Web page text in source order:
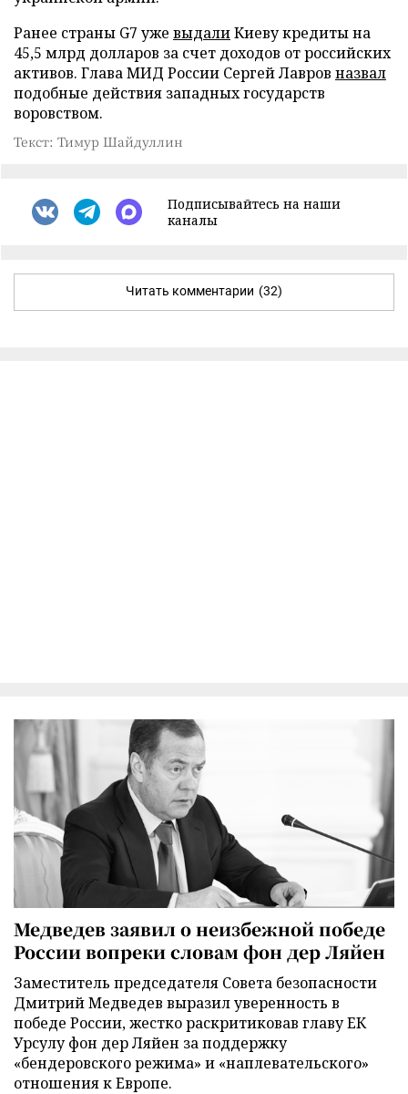
Ранее страны G7 уже выдалиКиеву кредиты на
45,5 млрд долларов за счет доходов от российских
активов. Глава МИД России Сергей Лавров назвал
подобные действия западных государств
воровством.
Текст: Тимур Шайдуллин
Подписывайтесь на наши
каналы
Читать комментарии (32)
Медведев заявил о неизбежной победе
России вопреки словам фон дер Ляйен
Заместитель председателя Совета безопасности
Дмитрий Медведев выразил уверенность в
победе России, жестко раскритиковав главу ЕК
Урсулу фон дер Ляйен за поддержку
«бендеровского режима» и «наплевательского»
отношения к Европе.